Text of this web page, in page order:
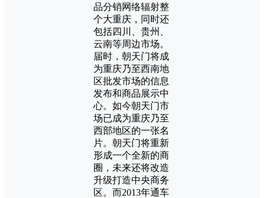
品分销网络辐射整
个大重庆，同时还
包括四川、贵州、
云南等周边市场。
届时，朝天门将成
为重庆乃至西南地
区批发市场的信息
发布和商品展示中
心。如今朝天门市
场已成为重庆乃至
西部地区的一张名
片。朝天门将重新
形成一个全新的商
圈，未来还将改造
升级打造中央商务
区。而2013年通车